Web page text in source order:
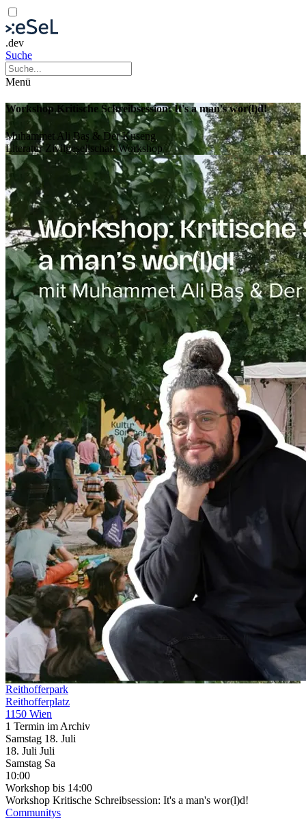
.dev
Suche
Menü
Workshop Kritische Schreibsession: It's a man's wor(l)d!
Muhammet Ali Baş & Der Kuseng
LiteraturZivilgesellschaftWorkshop
Reithofferpark
Reithofferplatz
1150 Wien
1 Termin im Archiv
Samstag 18. Juli
18. Juli Juli
Samstag Sa
10:00
Workshop bis 14:00
Workshop Kritische Schreibsession: It's a man's wor(l)d!
Communitys